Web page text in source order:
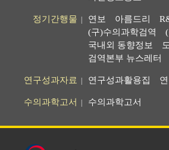
정기간행물 연보 아름드리
(구)수의과학검역
국내외 동향정보
검역본부 뉴스레터
연구성과자료 연구성과활용집
수의과학고서 수의과학고서